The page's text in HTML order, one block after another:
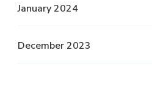
January 2024
December 2023